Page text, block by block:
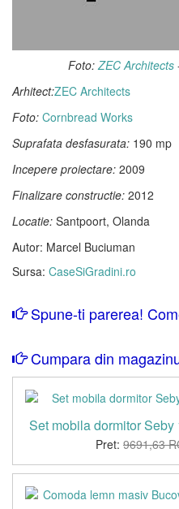
Foto: ZEC Architects
Arhitect:ZEC Architects
Foto: Cornbread Works
Suprafata desfasurata: 190 mp
Incepere proiectare: 2009
Finalizare constructie: 2012
Locatie: Santpoort, Olanda
Autor: Marcel Buciuman
Sursa: CaseSiGradini.ro
Spune-ti parerea!
Cumpara din
Set mobila dormitor
Pret: 9691,63